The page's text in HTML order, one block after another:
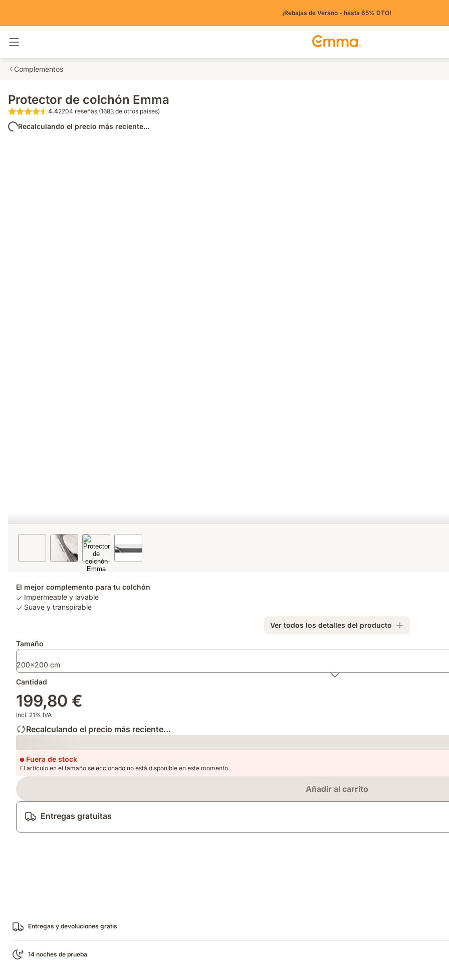
¡Rebajas de Verano - hasta 65% DTO!
Complementos
Protector de colchón Emma
4.4 de 5 estrellas 2204 reseñas (1683 de otros países)
4.42204 reseñas (1683 de otros países)
Recalculando el precio más reciente...
El mejor complemento para tu colchón
Impermeable y lavable
Suave y transpirable
Ver todos los detalles del producto
Tamaño
200x200 cm
Cantidad
199,80 €
Incl. 21% IVA
Recalculando el precio más reciente...
Loading
Fuera de stock
El artículo en el tamaño seleccionado no está disponible en este momento.
Añadir al carrito
Entregas gratuitas
Entregas y devoluciones gratis
14 noches de prueba